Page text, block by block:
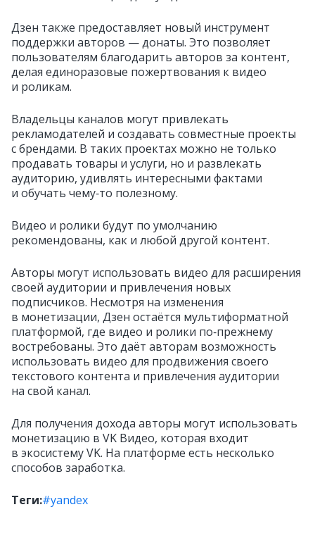
Дзен также предоставляет новый инструмент
поддержки авторов — донаты. Это позволяет
пользователям благодарить авторов за контент,
делая единоразовые пожертвования к видео
и роликам.
Владельцы каналов могут привлекать
рекламодателей и создавать совместные проекты
с брендами. В таких проектах можно не только
продавать товары и услуги, но и развлекать
аудиторию, удивлять интересными фактами
и обучать чему‑то полезному.
Видео и ролики будут по умолчанию
рекомендованы, как и любой другой контент.
Авторы могут использовать видео для расширения
своей аудитории и привлечения новых
подписчиков. Несмотря на изменения
в монетизации, Дзен остаётся мультиформатной
платформой, где видео и ролики по‑прежнему
востребованы. Это даёт авторам возможность
использовать видео для продвижения своего
текстового контента и привлечения аудитории
на свой канал.
Для получения дохода авторы могут использовать
монетизацию в VK Видео, которая входит
в экосистему VK. На платформе есть несколько
способов заработка.
Теги:#yandex